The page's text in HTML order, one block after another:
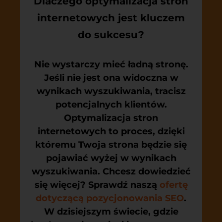
internetowych jest kluczem
do sukcesu?
Nie wystarczy mieć ładną stronę.
Jeśli nie jest ona widoczna w
wynikach wyszukiwania, tracisz
potencjalnych klientów.
Optymalizacja stron
internetowych to proces, dzięki
któremu Twoja strona będzie się
pojawiać wyżej w wynikach
wyszukiwania. Chcesz dowiedzieć
się więcej? Sprawdź naszą ofertę
dotyczącą pozycjonowania SEO.
W dzisiejszym świecie, gdzie